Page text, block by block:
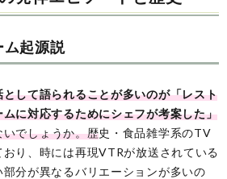
ム起源説
して語られることが多いのが「レスト
に対応するためにシェフが考案した」
いでしょうか。歴史・食品雑学系のTV
り、時には再現VTRが放送されている
分が異なるバリエーションが多いの